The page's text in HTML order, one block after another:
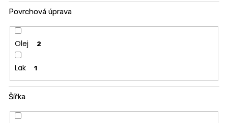
Povrchová úprava
Olej 2
Lak 1
Šířka